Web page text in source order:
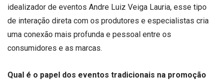
idealizador de eventos Andre Luiz Veiga Lauria, esse tipo
de interação direta com os produtores e especialistas cria
uma conexão mais profunda e pessoal entre os
consumidores e as marcas.
Qual é o papel dos eventos tradicionais na promoção